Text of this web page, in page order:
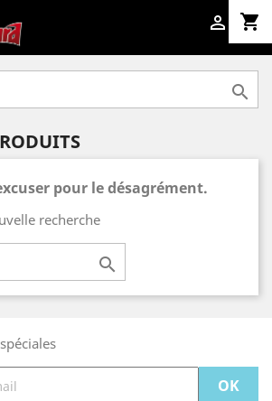
shopping_cart


pour le désagrément.
recherche
